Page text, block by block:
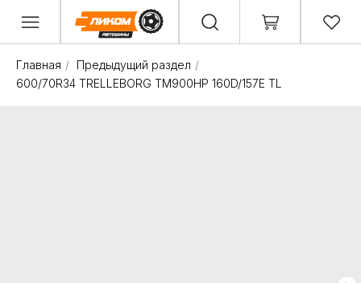
Главная / Предыдущий раздел /
600/70R34 TRELLEBORG TM900HP 160D/157E TL